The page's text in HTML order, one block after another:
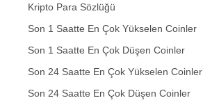
Kripto Para Sözlüğü
Son 1 Saatte En Çok Yükselen Coinler
Son 1 Saatte En Çok Düşen Coinler
Son 24 Saatte En Çok Yükselen Coinler
Son 24 Saatte En Çok Düşen Coinler